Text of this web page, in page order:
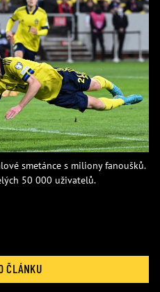
smetánce s miliony fanoušků.
50 000 uživatelů.
ČLÁNKU